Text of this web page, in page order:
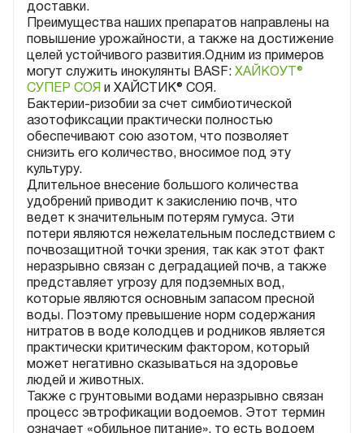
доставки.
Преимущества наших препаратов направлены на
повышение урожайности, а также на достижение
целей устойчивого развития.Одним из примеров
могут служить инокулянты BASF: ХАЙКОУТ®
СУПЕР СОЯ и ХАЙСТИК® СОЯ.
Бактерии-ризобии за счет симбиотической
азотофиксации практически полностью
обеспечивают сою азотом, что позволяет
снизить его количество, вносимое под эту
культуру.
Длительное внесение большого количества
удобрений приводит к закислению почв, что
ведет к значительным потерям гумуса. Эти
потери являются нежелательным последствием с
почвозащитной точки зрения, так как этот факт
неразрывно связан с деградацией почв, а также
представляет угрозу для подземных вод,
которые являются основным запасом пресной
воды. Поэтому превышение норм содержания
нитратов в воде колодцев и родников является
практически критическим фактором, который
может негативно сказываться на здоровье
людей и животных.
Также с грунтовыми водами неразрывно связан
процесс эвтрофикации водоемов. Этот термин
означает «обильное питание», то есть водоем